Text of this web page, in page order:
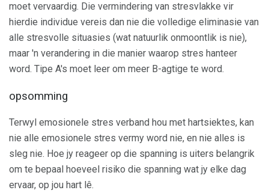
moet vervaardig. Die vermindering van stresvlakke vir
hierdie individue vereis dan nie die volledige eliminasie van
alle stresvolle situasies (wat natuurlik onmoontlik is nie),
maar 'n verandering in die manier waarop stres hanteer
word. Tipe A's moet leer om meer B-agtige te word.
opsomming
Terwyl emosionele stres verband hou met hartsiektes, kan
nie alle emosionele stres vermy word nie, en nie alles is
sleg nie. Hoe jy reageer op die spanning is uiters belangrik
om te bepaal hoeveel risiko die spanning wat jy elke dag
ervaar, op jou hart lê.